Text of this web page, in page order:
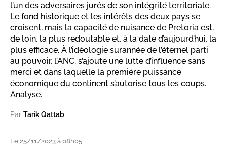
l’un des adversaires jurés de son intégrité territoriale.
Le fond historique et les intérêts des deux pays se
croisent, mais la capacité de nuisance de Pretoria est,
de loin, la plus redoutable et, à la date d’aujourd’hui, la
plus efficace. À l’idéologie surannée de l’éternel parti
au pouvoir, l’ANC, s’ajoute une lutte d’influence sans
merci et dans laquelle la première puissance
économique du continent s’autorise tous les coups.
Analyse.
Par Tarik Qattab
Le 25/11/2023 à 08h05